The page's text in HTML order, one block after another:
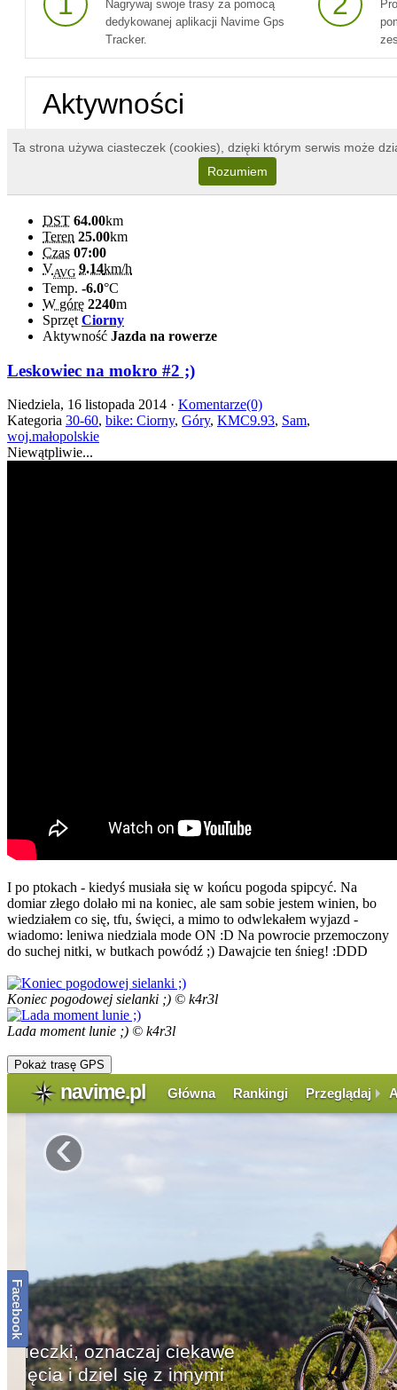
DST 64.00km
Teren 25.00km
Czas 07:00
VAVG 9.14km/h
Temp. -6.0°C
W górę 2240m
Sprzęt Ciorny
Aktywność Jazda na rowerze
Leskowiec na mokro #2 ;)
Niedziela, 16 listopada 2014 · Komentarze(0)
Kategoria 30-60, bike: Ciorny, Góry, KMC9.93, Sam,
woj.małopolskie
Niewątpliwie...
I po ptokach - kiedyś musiała się w końcu pogoda spipcyć. Na
domiar złego dolało mi na koniec, ale sam sobie jestem winien, bo
wiedziałem co się, tfu, święci, a mimo to odwlekałem wyjazd -
wiadomo: leniwa niedziala mode ON :D Na powrocie przemoczony
do suchej nitki, w butkach powódź ;) Dawajcie ten śnieg! :DDD
Koniec pogodowej sielanki ;) © k4r3l
Lada moment lunie ;) © k4r3l
Pokaż trasę GPS